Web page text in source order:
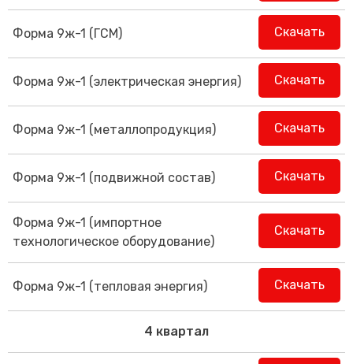
Форма 9ж-1 (ГСМ) Скачать
Форма 9ж-1 (электрическая энергия) Скачать
Форма 9ж-1 (металлопродукция) Скачать
Форма 9ж-1 (подвижной состав) Скачать
Форма 9ж-1 (импортное
технологическое оборудование)
Скачать
Форма 9ж-1 (тепловая энергия) Скачать
4 квартал